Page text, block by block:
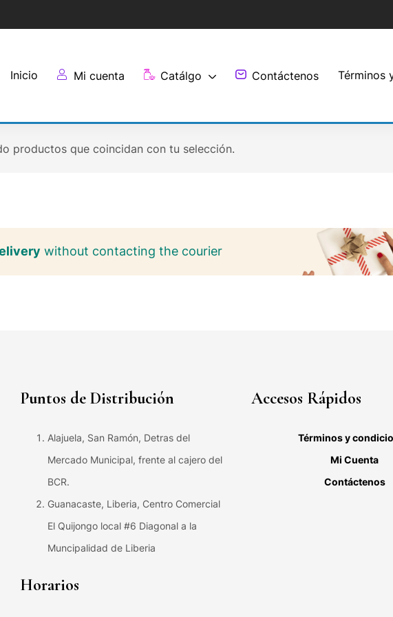
Inicio Mi cuenta Catálgo Contáctenos Términos
productos que coincidan con tu selección.
without contacting the courier
Puntos de Distribución
Alajuela, San Ramón, Detras del
Mercado Municipal, frente al cajero del
BCR.
Guanacaste, Liberia, Centro Comercial
El Quijongo local #6 Diagonal a la
Muncipalidad de Liberia
Horarios
Accesos Rápidos
Términos y
Mi Cuenta
Contáctenos